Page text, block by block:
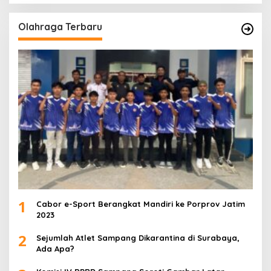
Olahraga Terbaru
1
Cabor e-Sport Berangkat Mandiri ke Porprov Jatim
2023
2
Sejumlah Atlet Sampang Dikarantina di Surabaya,
Ada Apa?